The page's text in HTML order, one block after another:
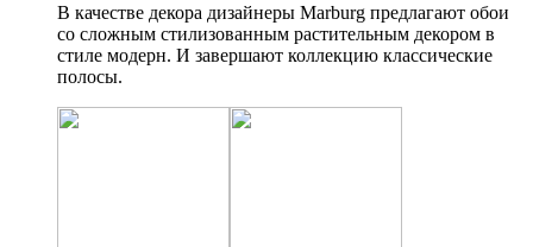
В качестве декора дизайнеры Marburg предлагают обои
со сложным стилизованным растительным декором в
стиле модерн. И завершают коллекцию классические
полосы.